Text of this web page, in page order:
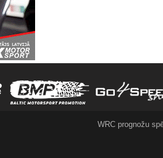
WRC prognožu